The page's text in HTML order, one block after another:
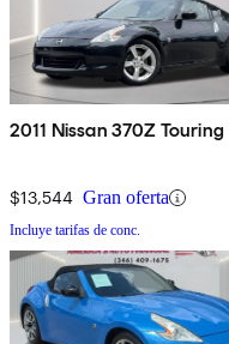
2011 Nissan 370Z Touring
$13,544 Gran oferta
Incluye tarifas de conc.